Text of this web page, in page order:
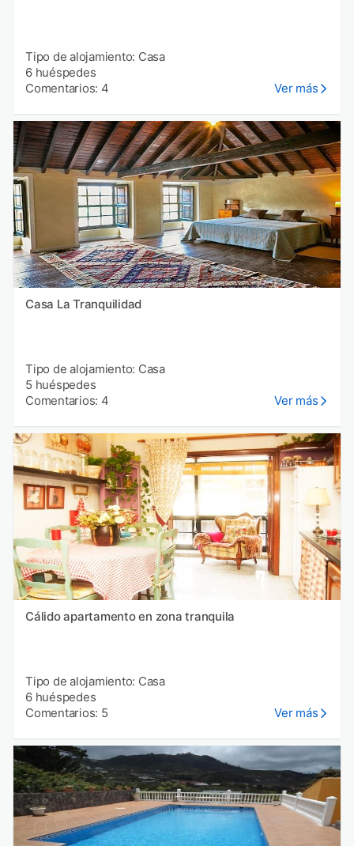
Tipo de alojamiento: Casa
6 huéspedes
Comentarios: 4
Ver más
Casa La Tranquilidad
Tipo de alojamiento: Casa
5 huéspedes
Comentarios: 4
Ver más
Cálido apartamento en zona tranquila
Tipo de alojamiento: Casa
6 huéspedes
Comentarios: 5
Ver más